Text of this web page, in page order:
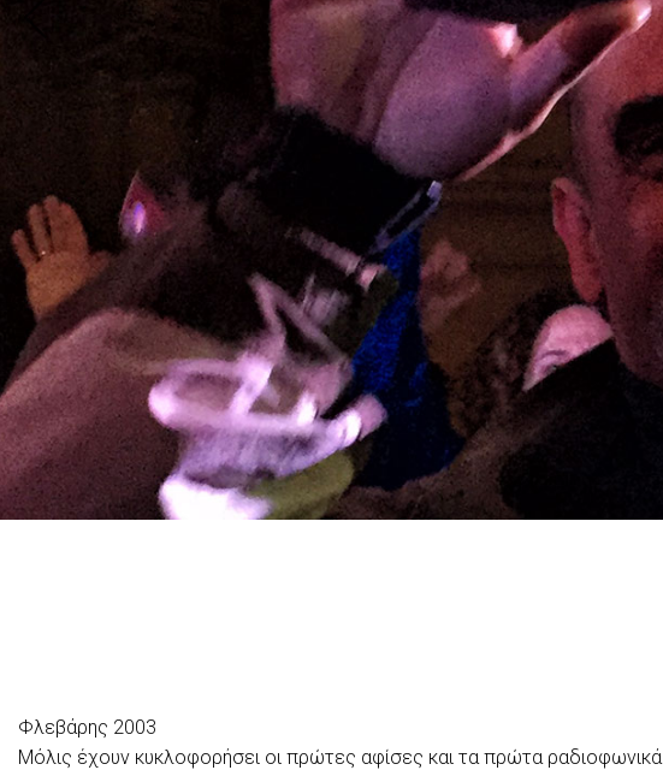
Φλεβάρης 2003
Μόλις έχουν κυκλοφορήσει οι πρώτες αφίσες και τα πρώτα